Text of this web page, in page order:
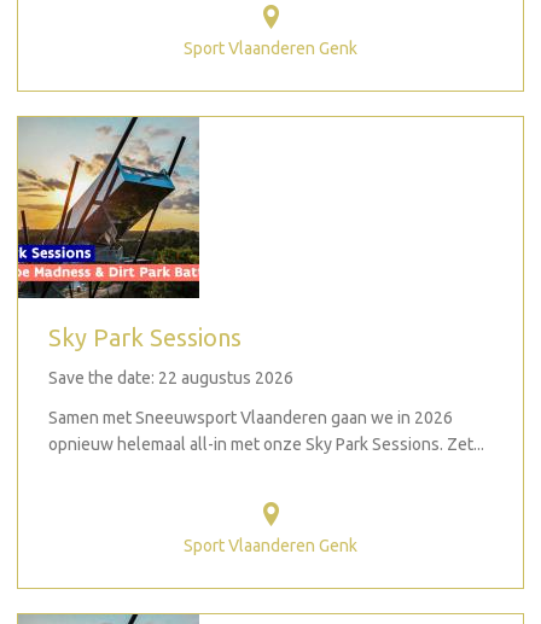
Sport Vlaanderen Genk
Sky Park Sessions
Save the date: 22 augustus 2026
Samen met Sneeuwsport Vlaanderen gaan we in 2026
opnieuw helemaal all-in met onze Sky Park Sessions. Zet...
Sport Vlaanderen Genk